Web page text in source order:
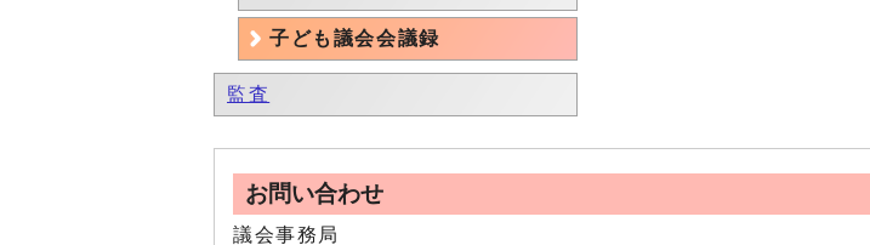
子ども議会会議録
監査
お問い合わせ
議会事務局